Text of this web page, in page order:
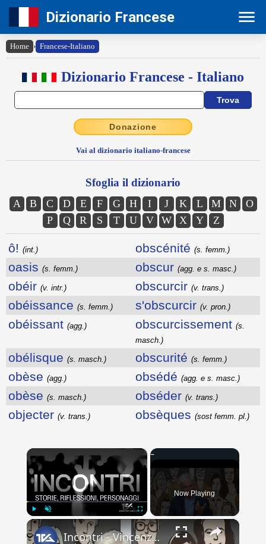
Dizionario Francese
Home › Francese-Italiano
Dizionario Francese - Italiano
Donazione
Vai al dizionario italiano-francese
Sfoglia il dizionario
A B C D E F G H I J K L M N
O
P
Q R S T U V W X Y Z
ô! (int.) obscénité (s. femm.)
oasis (s. femm.) obscur (agg. e s. masc.)
obéir (v. intr.) obscurcir (v. trans.)
obéissance (s. femm.) s'obscurcir (v. pron.)
obéissant (agg.) obscurcissement (s.
masch.)
obélisque (s. masch.) obscurité (s. femm.)
obèse (agg.) obsédé (agg. e s. masc.)
obèse (s. masch.) obséder (v. trans.)
objecter (v. trans.) obsèques (sost femm. pl.)
×
Play Fullscreen
Now Playing
×
Incontri - Vincenzo Calambrogio